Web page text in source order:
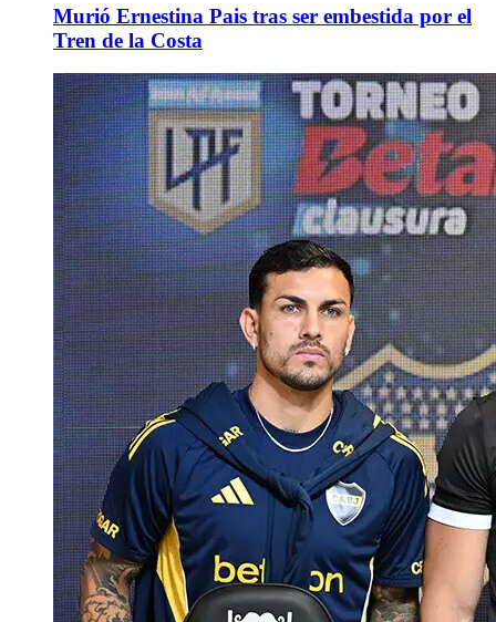
Murió Ernestina Pais tras ser embestida por el
Tren de la Costa